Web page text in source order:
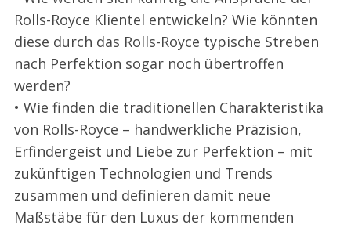
Rolls-Royce Klientel entwickeln? Wie könnten
diese durch das Rolls-Royce typische Streben
nach Perfektion sogar noch übertroffen
werden?
• Wie finden die traditionellen Charakteristika
von Rolls-Royce – handwerkliche Präzision,
Erfindergeist und Liebe zur Perfektion – mit
zukünftigen Technologien und Trends
zusammen und definieren damit neue
Maßstäbe für den Luxus der kommenden